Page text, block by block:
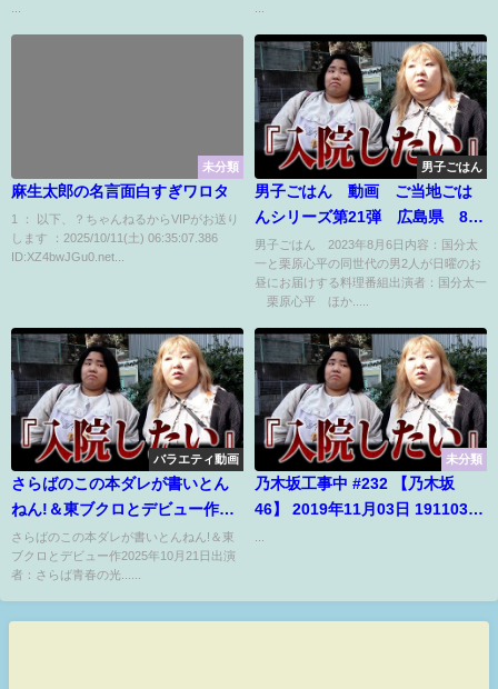
琵琶湖競艇場その③
... ...
未分類
麻生太郎の名言面白すぎワロタ
1 ： 以下、？ちゃんねるからVIPがお送り
します ：2025/10/11(土) 06:35:07.386
ID:XZ4bwJGu0.net...
男子ごはん
男子ごはん 動画 ご当地ごは
んシリーズ第21弾 広島県 8月
6日
男子ごはん 2023年8月6日内容：国分太
一と栗原心平の同世代の男2人が日曜のお
昼にお届けする料理番組出演者：国分太一
栗原心平 ほか.....
バラエティ動画
さらばのこの本ダレが書いとん
ねん!＆東ブクロとデビュー作
2025年10月21日
さらばのこの本ダレが書いとんねん!＆東
ブクロとデビュー作2025年10月21日出演
者：さらば青春の光......
未分類
乃木坂工事中 #232 【乃木坂
46】 2019年11月03日 191103